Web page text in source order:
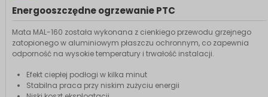
Energooszczędne ogrzewanie PTC
Mata MAL-160 została wykonana z cienkiego przewodu grzejnego
zatopionego w aluminiowym płaszczu ochronnym, co zapewnia
odporność na wysokie temperatury i trwałość instalacji.
Efekt ciepłej podłogi w kilka minut
Stabilna praca przy niskim zużyciu energii